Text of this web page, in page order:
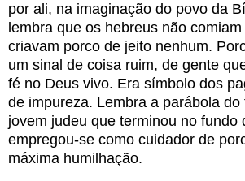
por ali, na imaginação do povo da
lembra que os hebreus não
criavam porco de jeito nenhum.
um sinal de coisa ruim, de gente
fé no Deus vivo. Era símbolo dos
de impureza. Lembra a parábola do
jovem judeu que terminou no fundo
empregou-se como cuidador de
máxima humilhação.